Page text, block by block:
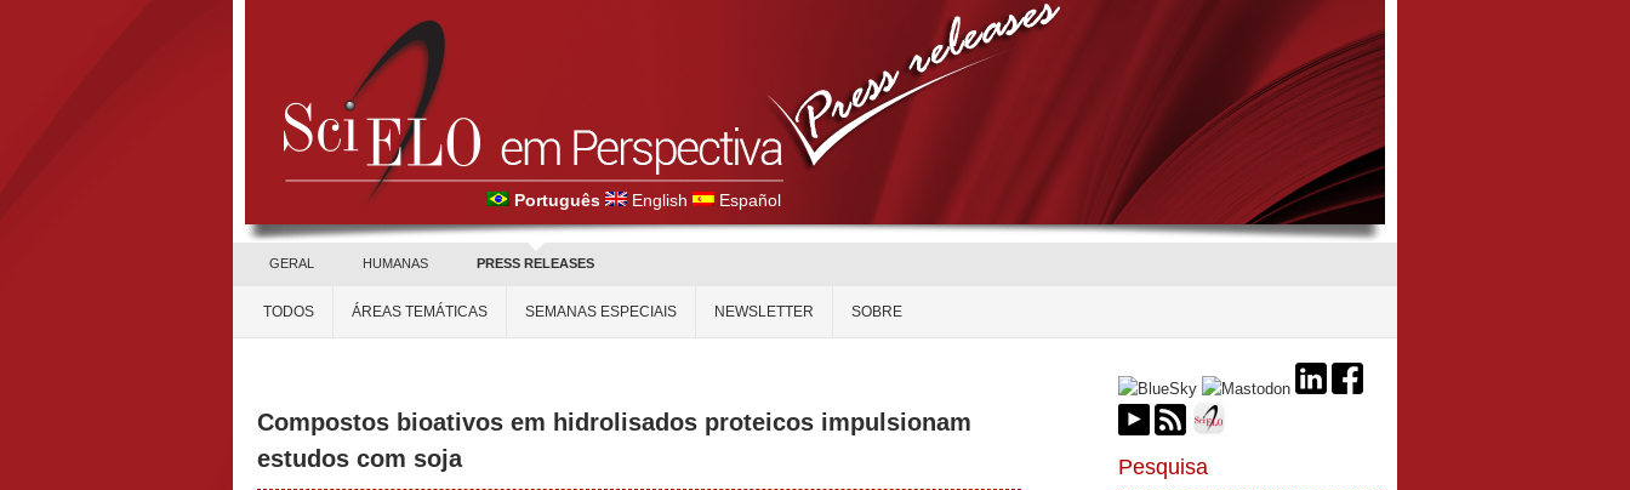
Português English Español
GERAL HUMANAS PRESS RELEASES
TODOS ÁREAS TEMÁTICAS SEMANAS ESPECIAIS NEWSLETTER SOBRE
Compostos bioativos em hidrolisados proteicos impulsionam
estudos com soja
Pesquisa